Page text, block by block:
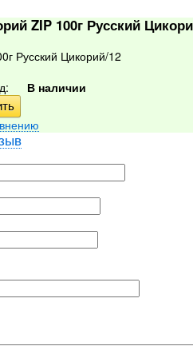
ZIP 100г Русский
Русский Цикорий/12
В наличии